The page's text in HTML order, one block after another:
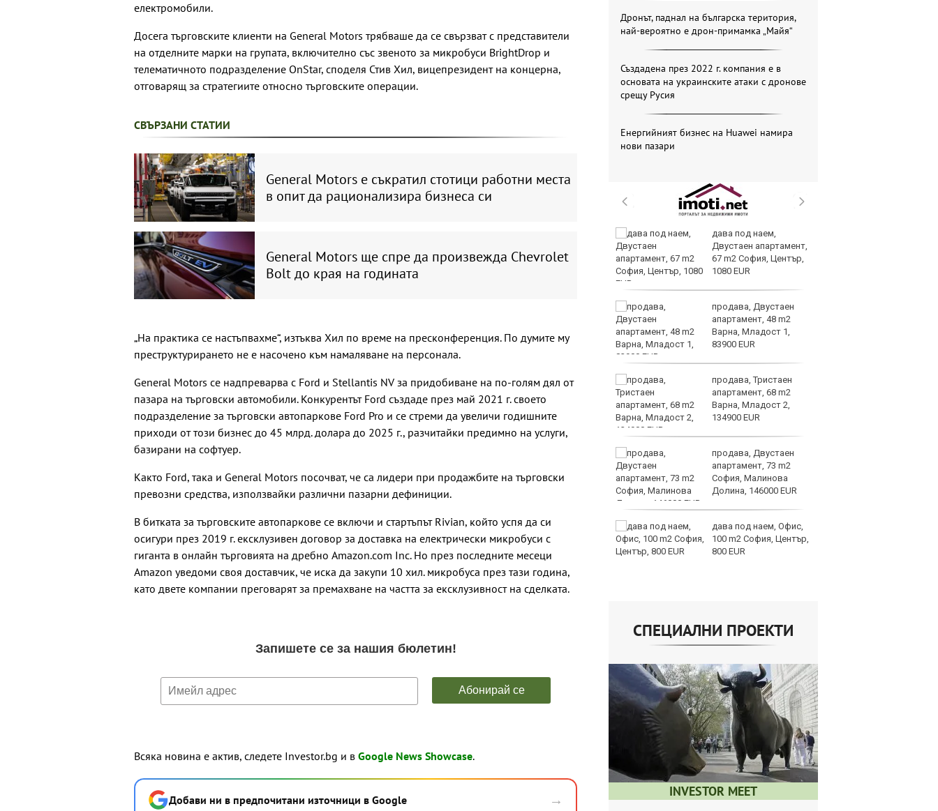
електромобили.
Досега търговските клиенти на General Motors трябваше да се свързват с представители
на отделните марки на групата, включително със звеното за микробуси BrightDrop и
телематичното подразделение OnStar, споделя Стив Хил, вицепрезидент на концерна,
отговарящ за стратегиите относно търговските операции.
СВЪРЗАНИ СТАТИИ
General Motors е съкратил стотици работни места
в опит да рационализира бизнеса си
General Motors ще спре да произвежда Chevrolet
Bolt до края на годината
„На практика се настъпвахме“, изтъква Хил по време на пресконференция. По думите му
преструктурирането не е насочено към намаляване на персонала.
General Motors се надпреварва с Ford и Stellantis NV за придобиване на по-голям дял от
пазара на търговски автомобили. Конкурентът Ford създаде през май 2021 г. своето
подразделение за търговски автопаркове Ford Pro и се стреми да увеличи годишните
приходи от този бизнес до 45 млрд. долара до 2025 г., разчитайки предимно на услуги,
базирани на софтуер.
Както Ford, така и General Motors посочват, че са лидери при продажбите на търговски
превозни средства, използвайки различни пазарни дефиниции.
В битката за търговските автопаркове се включи и стартъпът Rivian, който успя да си
осигури през 2019 г. ексклузивен договор за доставка на електрически микробуси с
гиганта в онлайн търговията на дребно Amazon.com Inc. Но през последните месеци
Amazon уведоми своя доставчик, че иска да закупи 10 хил. микробуса през тази година,
като двете компании преговарят за премахване на частта за ексклузивност на сделката.
Всяка новина е актив, следете Investor.bg и в Google News Showcase.
Добави ни в предпочитани източници в Google →
Дронът, паднал на българска територия,
най-вероятно е дрон-примамка „Майя“
Създадена през 2022 г. компания е в
основата на украинските атаки с дронове
срещу Русия
Енергийният бизнес на Huawei намира
нови пазари
търговските кораби
остават само в евро
Румъния: Радарите ни
преди експлозията в
България
е "Майя" и е широко
Хороскоп за 9 август
2026
дава под наем,
Двустаен апартамент,
67 m2 София, Център,
1080 EUR
продава, Двустаен
апартамент, 48 m2
Варна, Младост 1,
83900 EUR
продава, Тристаен
апартамент, 68 m2
Варна, Младост 2,
134900 EUR
продава, Двустаен
апартамент, 73 m2
София, Малинова
Долина, 146000 EUR
дава под наем, Офис,
100 m2 София, Център,
800 EUR
СПЕЦИАЛНИ ПРОЕКТИ
INVESTOR MEET